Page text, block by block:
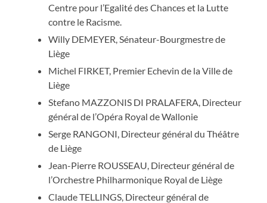
Centre pour l’Egalité des Chances et la Lutte
contre le Racisme.
Willy DEMEYER, Sénateur-Bourgmestre de
Liège
Michel FIRKET, Premier Echevin de la Ville de
Liège
Stefano MAZZONIS DI PRALAFERA, Directeur
général de l’Opéra Royal de Wallonie
Serge RANGONI, Directeur général du Théâtre
de Liège
Jean-Pierre ROUSSEAU, Directeur général de
l’Orchestre Philharmonique Royal de Liège
Claude TELLINGS, Directeur général de